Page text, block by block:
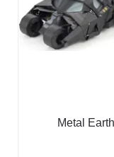
Metal Earth